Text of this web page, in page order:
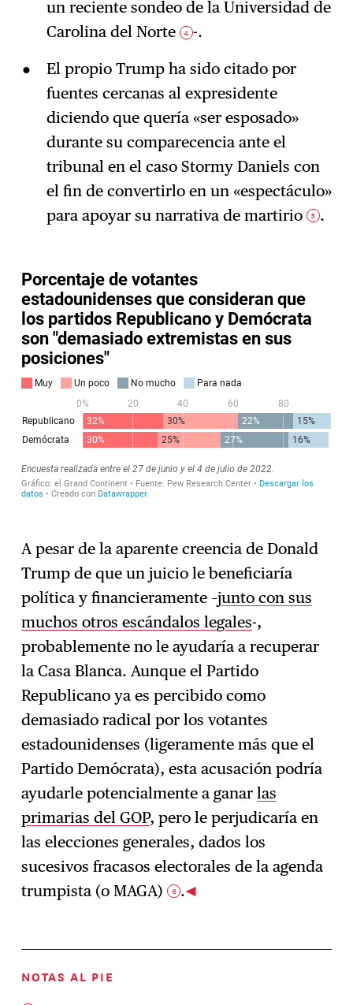
un reciente sondeo de la Universidad de
Carolina del Norte
4 -.
El propio Trump ha sido citado por
fuentes cercanas al expresidente
diciendo que quería «ser esposado»
durante su comparecencia ante el
tribunal en el caso Stormy Daniels con
el fin de convertirlo en un «espectáculo»
para apoyar su narrativa de martirio
5 .
A pesar de la aparente creencia de Donald
Trump de que un juicio le beneficiaría
política y financieramente –junto con sus
muchos otros escándalos legales-,
probablemente no le ayudaría a recuperar
la Casa Blanca. Aunque el Partido
Republicano ya es percibido como
demasiado radical por los votantes
estadounidenses (ligeramente más que el
Partido Demócrata), esta acusación podría
ayudarle potencialmente a ganarlas
primarias del GOP, pero le perjudicaría en
las elecciones generales, dados los
sucesivos fracasos electorales de la agenda
trumpista (o MAGA) 6 .
NOTAS AL PIE